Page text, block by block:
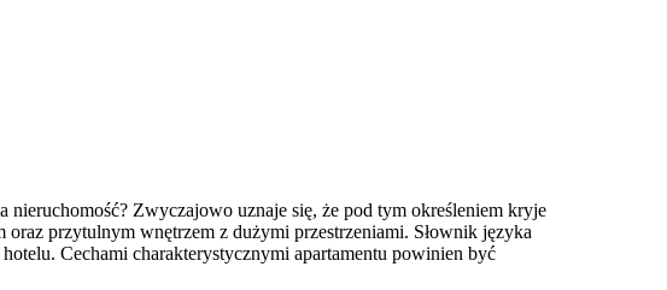
nieruchomość? Zwyczajowo uznaje się, że pod tym określeniem kryje
przytulnym wnętrzem z dużymi przestrzeniami. Słownik języka
Cechami charakterystycznymi apartamentu powinien być